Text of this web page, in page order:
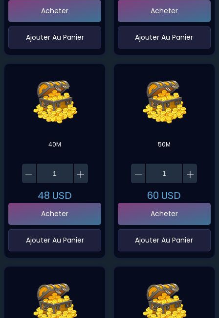
Acheter
‌Ajouter Au Panier
Acheter
‌Ajouter Au Panier
40M
48 USD
Acheter
‌Ajouter Au Panier
50M
60 USD
Acheter
‌Ajouter Au Panier